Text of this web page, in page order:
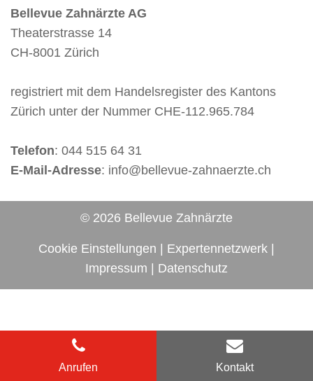
Bellevue Zahnärzte AG
Theaterstrasse 14
CH-8001 Zürich
registriert mit dem Handelsregister des Kantons
Zürich unter der Nummer CHE-112.965.784
Telefon: 044 515 64 31
E-Mail-Adresse: info@bellevue-zahnaerzte.ch
© 2026 Bellevue Zahnärzte
Cookie Einstellungen Expertennetzwerk
Impressum
Datenschutz
Anrufen Kontakt